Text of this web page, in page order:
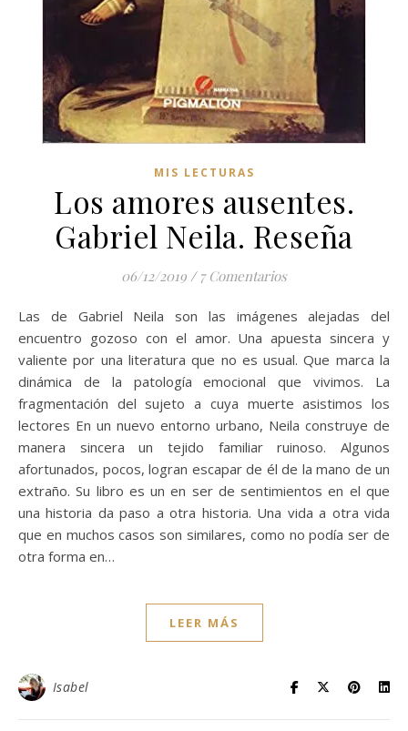
MIS LECTURAS
Los amores ausentes.
Gabriel Neila. Reseña
06/12/2019 / 7 Comentarios
Las de Gabriel Neila son las imágenes alejadas del
encuentro gozoso con el amor. Una apuesta sincera y
valiente por una literatura que no es usual. Que marca la
dinámica de la patología emocional que vivimos. La
fragmentación del sujeto a cuya muerte asistimos los
lectores En un nuevo entorno urbano, Neila construye de
manera sincera un tejido familiar ruinoso. Algunos
afortunados, pocos, logran escapar de él de la mano de un
extraño. Su libro es un en ser de sentimientos en el que
una historia da paso a otra historia. Una vida a otra vida
que en muchos casos son similares, como no podía ser de
otra forma en…
LEER MÁS
Isabel